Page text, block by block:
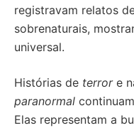
registravam relatos
sobrenaturais,
universal.
Histórias de terrore
paranormal
Elas representam a